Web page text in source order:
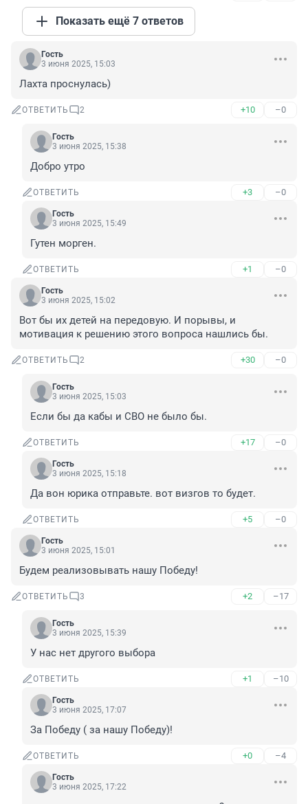
Показать ещё 7 ответов
Гость
3 июня 2025, 15:03
Лахта проснулась)
ОТВЕТИТЬ 2 +10 –0
Гость
3 июня 2025, 15:38
Добро утро
ОТВЕТИТЬ +3 –0
Гость
3 июня 2025, 15:49
Гутен морген.
ОТВЕТИТЬ +1 –0
Гость
3 июня 2025, 15:02
Вот бы их детей на передовую. И порывы, и
мотивация к решению этого вопроса нашлись бы.
ОТВЕТИТЬ 2 +30 –0
Гость
3 июня 2025, 15:03
Если бы да кабы и СВО не было бы.
ОТВЕТИТЬ +17 –0
Гость
3 июня 2025, 15:18
Да вон юрика отправьте. вот визгов то будет.
ОТВЕТИТЬ +5 –0
Гость
3 июня 2025, 15:01
Будем реализовывать нашу Победу!
ОТВЕТИТЬ 3 +2 –17
Гость
3 июня 2025, 15:39
У нас нет другого выбора
ОТВЕТИТЬ +1 –10
Гость
3 июня 2025, 17:07
За Победу ( за нашу Победу)!
ОТВЕТИТЬ +0 –4
Гость
3 июня 2025, 17:22